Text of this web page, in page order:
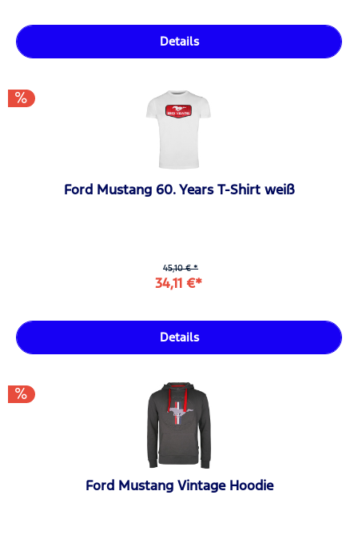
Details
Ford Mustang 60. Years T-Shirt weiß
45,10 € *
34,11 €*
Details
Ford Mustang Vintage Hoodie